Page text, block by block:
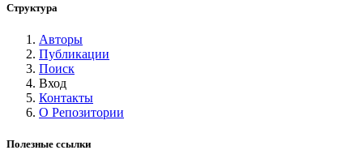
Структура
Авторы
Публикации
Поиск
Вход
Контакты
О Репозитории
Полезные ссылки